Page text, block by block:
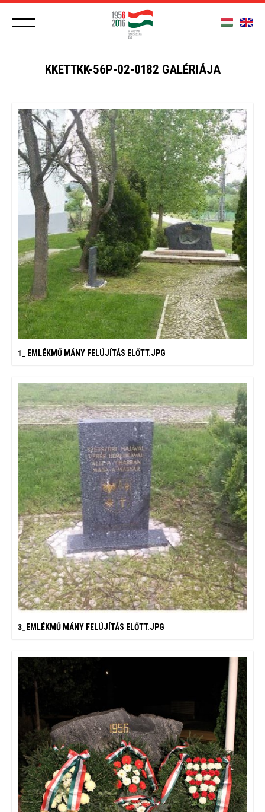
KKETTKK-56P-02-0182 GALÉRIÁJA
1_ EMLÉKMŰ MÁNY FELÚJÍTÁS ELŐTT.JPG
3_EMLÉKMŰ MÁNY FELÚJÍTÁS ELŐTT.JPG